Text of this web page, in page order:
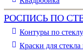
РОСПИСЬ ПО
Контуры по
Краски для